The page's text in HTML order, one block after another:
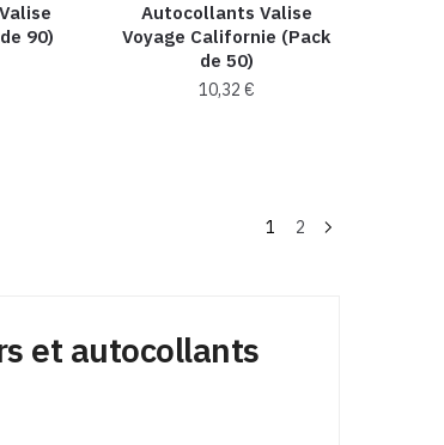
90)
Autocollants Valise
Voyage Californie (Pack
de 50)
10,32 €
1 2
et autocollants